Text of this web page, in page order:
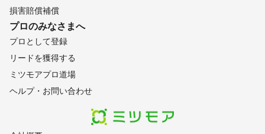
損害賠償補償
プロのみなさまへ
プロとして登録
リードを獲得する
ミツモアプロ道場
ヘルプ・お問い合わせ